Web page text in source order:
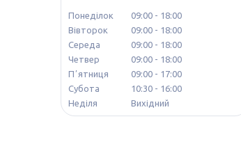
Понеділок 09:00
18:00
Вівторок
09:00
18:00
Середа
09:00
18:00
Четвер
09:00
18:00
Пʼятниця
09:00
17:00
Субота
10:30
16:00
Неділя
Вихідний